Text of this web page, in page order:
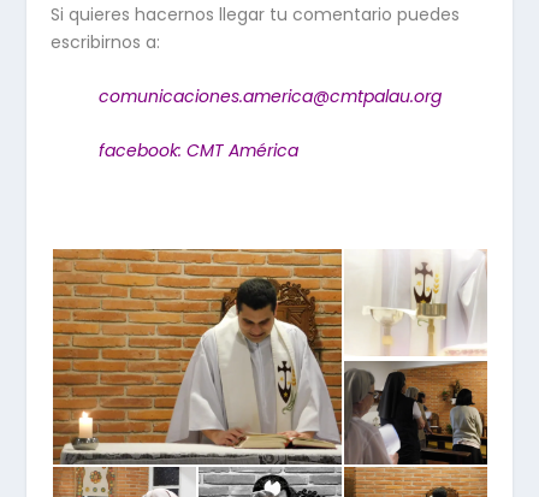
Si quieres hacernos llegar tu comentario puedes
escribirnos a:
comunicaciones.america@cmtpalau.org
facebook: CMT América